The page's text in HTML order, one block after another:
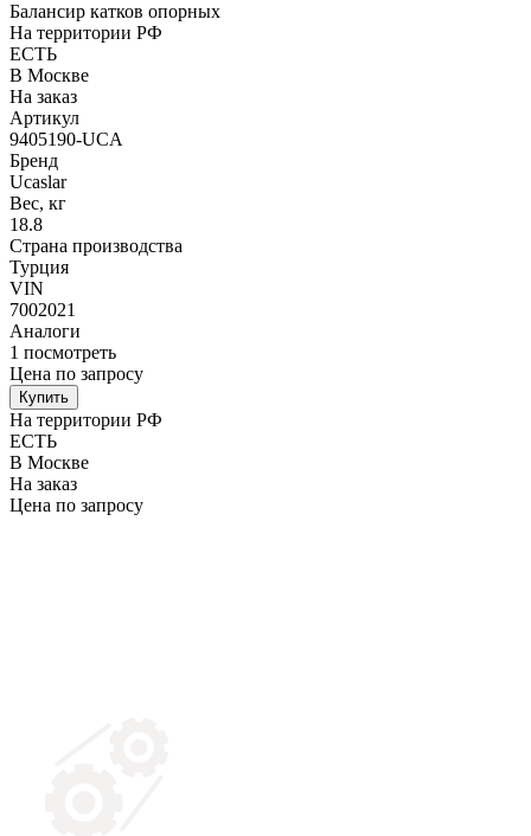
Балансир катков опорных
На территории РФ
ЕСТЬ
В Москве
На заказ
Артикул
9405190-UCA
Бренд
Ucaslar
Вес, кг
18.8
Страна производства
Турция
VIN
7002021
Аналоги
1 посмотреть
Цена по запросу
Купить
На территории РФ
ЕСТЬ
В Москве
На заказ
Цена по запросу